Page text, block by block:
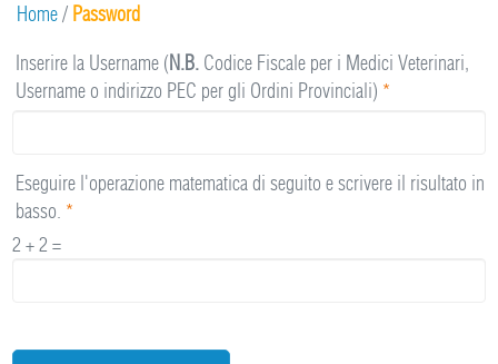
Home/ Password
Inserire la Username (N.B. Codice Fiscale per i Medici Veterinari,
Username o indirizzo PEC per gli Ordini Provinciali) *
Eseguire l'operazione matematica di seguito e scrivere il risultato in
basso. *
2 + 2 =